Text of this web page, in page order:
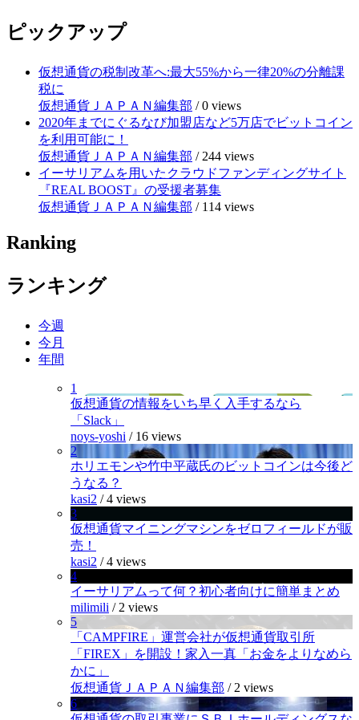
ピックアップ
仮想通貨の税制改革へ:最大55%から一律20%の分離課
税に
仮想通貨ＪＡＰＡＮ編集部 /0 views
2020年までにぐるなび加盟店など5万店でビットコイン
を利用可能に！
仮想通貨ＪＡＰＡＮ編集部 / 244 views
イーサリアムを用いたクラウドファンディングサイト
『REAL BOOST』の受援者募集
仮想通貨ＪＡＰＡＮ編集部 / 114 views
Ranking
ランキング
今週
今月
年間
1
仮想通貨の情報をいち早く入手するなら
「Slack」
noys-yoshi / 16 views
2
ホリエモンや竹中平蔵氏のビットコインは今後ど
うなる？
kasi2 /4 views
3
仮想通貨マイニングマシンをゼロフィールドが販
売！
kasi2 /4 views
4
イーサリアムって何？初心者向けに簡単まとめ
milimili / 2 views
5
「CAMPFIRE」運営会社が仮想通貨取引所
「FIREX」を開設！家入一真「お金をよりなめら
かに」
仮想通貨ＪＡＰＡＮ編集部 / 2 views
6